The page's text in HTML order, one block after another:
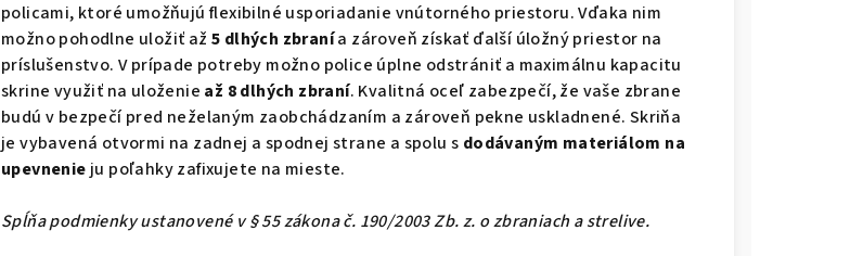
policami, ktoré umožňujú flexibilné usporiadanie vnútorného priestoru. Vďaka nim
možno pohodlne uložiť až 5 dlhých zbranía zároveň získať ďalší úložný priestor na
príslušenstvo. V prípade potreby možno police úplne odstrániť a maximálnu kapacitu
skrine využiť na uloženie až 8 dlhých zbraní. Kvalitná oceľ zabezpečí, že vaše zbrane
budú v bezpečí pred neželaným zaobchádzaním a zároveň pekne uskladnené. Skriňa
je vybavená otvormi na zadnej a spodnej strane a spolu s dodávaným materiálom na
upevnenie ju poľahky zafixujete na mieste.
Spĺňa podmienky ustanovené v § 55 zákona č. 190/2003 Zb. z. o zbraniach a strelive.